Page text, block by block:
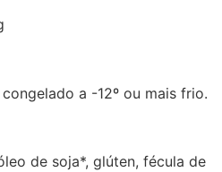
a -12º ou mais frio.
de soja*, glúten, fécula de